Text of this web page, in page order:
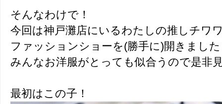
そんなわけで！
今回は神戸灘店にいるわたしの推しチワ
ファッションショーを(勝手に)開きまし
みんなお洋服がとっても似合うので是非
最初はこの子！